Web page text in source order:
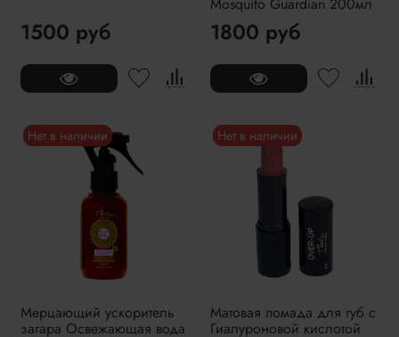
1500 руб
Mosquito Guardian 200мл
1800 руб
Нет в наличии
Мерцающий ускоритель
загара Освежающая вода
Нет в наличии
Матовая помада для губ с
Гиалуроновой кислотой